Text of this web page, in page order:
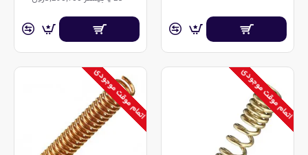
اتمام موقت موجودی اتمام موقت موجودی